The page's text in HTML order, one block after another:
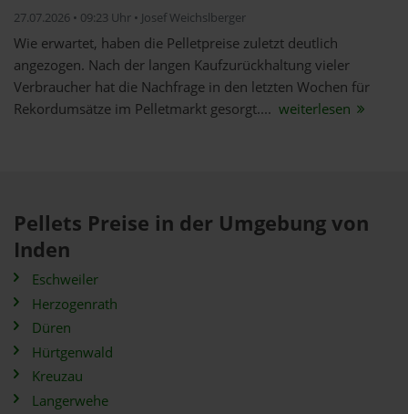
27.07.2026 • 09:23 Uhr • Josef Weichslberger
Wie erwartet, haben die Pelletpreise zuletzt deutlich
angezogen. Nach der langen Kaufzurückhaltung vieler
Verbraucher hat die Nachfrage in den letzten Wochen für
Rekordumsätze im Pelletmarkt gesorgt.... weiterlesen
Pellets Preise in der Umgebung von
Inden
Eschweiler
Herzogenrath
Düren
Hürtgenwald
Kreuzau
Langerwehe